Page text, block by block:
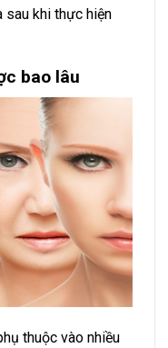
sau khi thực hiện
bao lâu
thuộc vào nhiều